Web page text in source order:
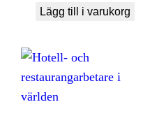
Lägg till i varukorg